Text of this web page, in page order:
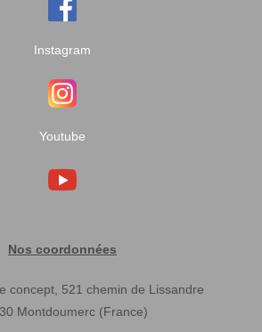
Instagram
Youtube
Nos coordonnées
concept, 521 chemin de Lissandre
Montdoumerc (France)